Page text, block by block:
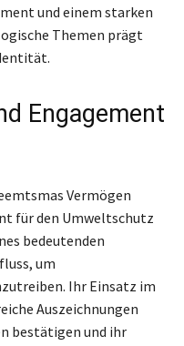
und einem starken
Themen prägt
Engagement
Vermögen
für den Umweltschutz
bedeutenden
um
Ihr Einsatz im
Auszeichnungen
bestätigen und ihr